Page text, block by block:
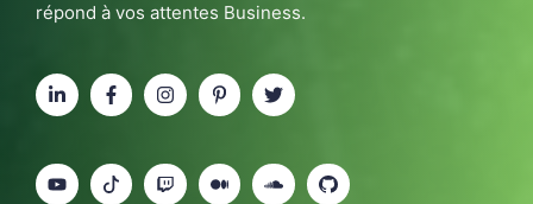
répond à vos attentes Business.